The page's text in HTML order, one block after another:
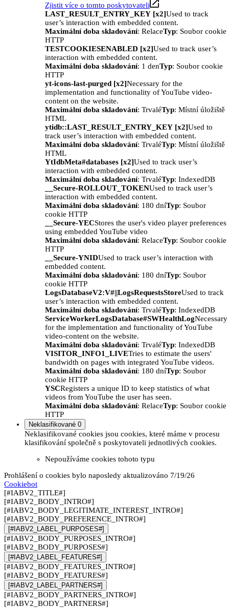
Zjistit více o tomto poskytovateli
LAST_RESULT_ENTRY_KEY [x2]Used to track
user’s interaction with embedded content.
Maximální doba skladování: RelaceTyp: Soubor cookie
HTTP
TESTCOOKIESENABLED [x2]Used to track user’s
interaction with embedded content.
Maximální doba skladování: 1 denTyp: Soubor cookie
HTTP
yt-icons-last-purged [x2]Necessary for the
implementation and functionality of YouTube video-
content on the website.
Maximální doba skladování: TrvaléTyp: Místní úložiště
HTML
ytidb::LAST_RESULT_ENTRY_KEY [x2]Used to
track user’s interaction with embedded content.
Maximální doba skladování: TrvaléTyp: Místní úložiště
HTML
YtIdbMeta#databases [x2]Used to track user’s
interaction with embedded content.
Maximální doba skladování: TrvaléTyp: IndexedDB
__Secure-ROLLOUT_TOKENUsed to track user’s
interaction with embedded content.
Maximální doba skladování: 180 dníTyp: Soubor
cookie HTTP
__Secure-YECStores the user's video player preferences
using embedded YouTube video
Maximální doba skladování: RelaceTyp: Soubor cookie
HTTP
__Secure-YNIDUsed to track user’s interaction with
embedded content.
Maximální doba skladování: 180 dníTyp: Soubor
cookie HTTP
LogsDatabaseV2:V#||LogsRequestsStoreUsed to track
user’s interaction with embedded content.
Maximální doba skladování: TrvaléTyp: IndexedDB
ServiceWorkerLogsDatabase#SWHealthLogNecessary
for the implementation and functionality of YouTube
video-content on the website.
Maximální doba skladování: TrvaléTyp: IndexedDB
VISITOR_INFO1_LIVETries to estimate the users'
bandwidth on pages with integrated YouTube videos.
Maximální doba skladování: 180 dníTyp: Soubor
cookie HTTP
YSCRegisters a unique ID to keep statistics of what
videos from YouTube the user has seen.
Maximální doba skladování: RelaceTyp: Soubor cookie
HTTP
Neklasifikované 0
Neklasifikované cookies jsou cookies, které máme v procesu
klasifikování společně s poskytovateli jednotlivých cookies.
Nepoužíváme cookies tohoto typu
Prohlášení o cookies bylo naposledy aktualizováno 7/19/26
Cookiebot
[#IABV2_TITLE#]
[#IABV2_BODY_INTRO#]
[#IABV2_BODY_LEGITIMATE_INTEREST_INTRO#]
[#IABV2_BODY_PREFERENCE_INTRO#]
[#IABV2_LABEL_PURPOSES#]
[#IABV2_BODY_PURPOSES_INTRO#]
[#IABV2_BODY_PURPOSES#]
[#IABV2_LABEL_FEATURES#]
[#IABV2_BODY_FEATURES_INTRO#]
[#IABV2_BODY_FEATURES#]
[#IABV2_LABEL_PARTNERS#]
[#IABV2_BODY_PARTNERS_INTRO#]
[#IABV2_BODY_PARTNERS#]